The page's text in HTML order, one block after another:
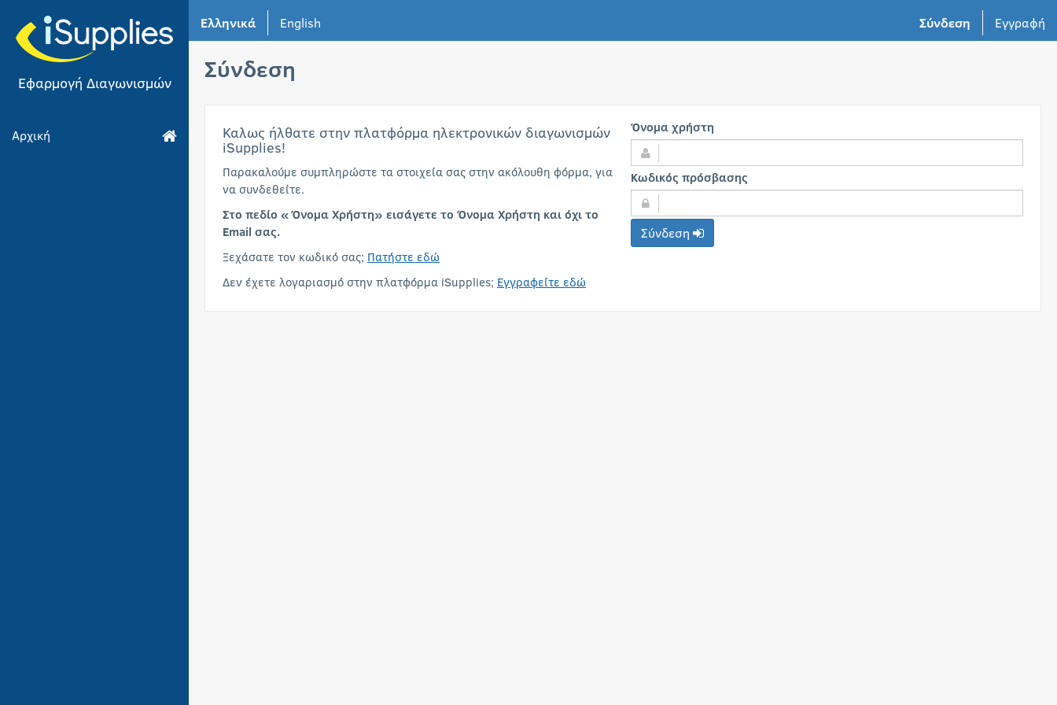
Εφαρμογή Διαγωνισμών
Αρχική
Ελληνικά English Εγγραφή
Σύνδεση
Σύνδεση
Καλως ήλθατε στην πλατφόρμα ηλεκτρονικών διαγωνισμών
iSupplies!
Παρακαλούμε συμπληρώστε τα στοιχεία σας στην ακόλουθη φόρμα, για
να συνδεθείτε.
Στο πεδίο «Όνομα Χρήστη» εισάγετε το Όνομα Χρήστη και όχι το
Email σας.
Ξεχάσατε τον κωδικό σας; Πατήστε εδώ
Δεν έχετε λογαριασμό στην πλατφόρμα iSupplies; Εγγραφείτε εδώ
Όνομα χρήστη
Κωδικός πρόσβασης
Σύνδεση